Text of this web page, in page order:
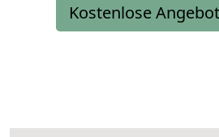
Kostenlose